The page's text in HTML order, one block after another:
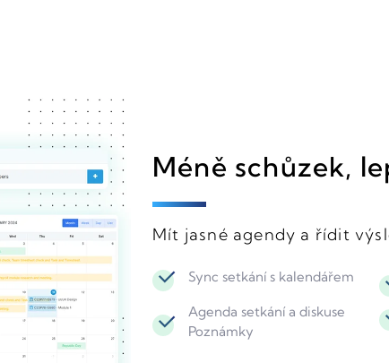
Méně schůzek,
Mít jasné agendy a řídit
Sync setkání s kalendářem
Agenda setkání a diskuse
Poznámky